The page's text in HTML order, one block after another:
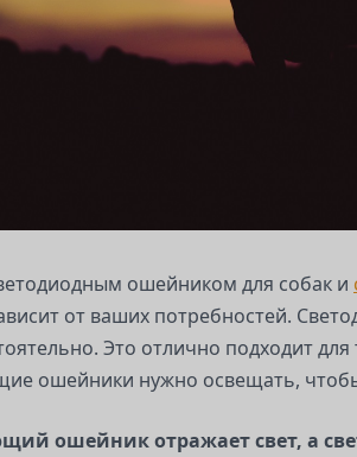
ошейником для собак и
от ваших потребностей.
Это отлично подходит
ошейники нужно освещать,
ошейник отражает свет, а